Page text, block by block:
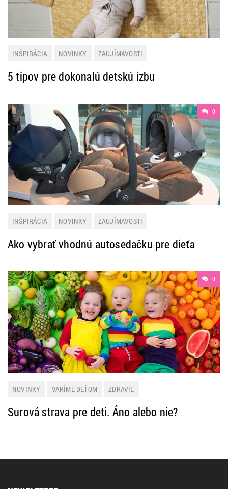
INŠPIRÁCIA NOVINKY ZAUJÍMAVOSTI
5 tipov pre dokonalú detskú izbu
0
INŠPIRÁCIA NOVINKY ZAUJÍMAVOSTI
Ako vybrať vhodnú autosedačku pre dieťa
0
NOVINKY VARÍME DEŤOM ZDRAVIE
Surová strava pre deti. Áno alebo nie?